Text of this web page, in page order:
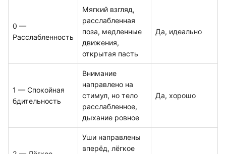
0 —
Расслабленность
Мягкий взгляд,
расслабленная
поза, медленные
движения,
открытая пасть
Да, идеально
1 — Спокойная
бдительность
Внимание
направлено на
стимул, но тело
расслабленное,
дыхание ровное
Да, хорошо
Уши направлены
вперёд, лёгкое